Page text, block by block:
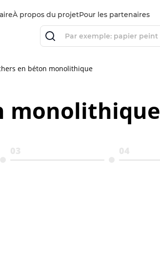
À propos du projetPour les partenaires
en béton monolithique
monolithique
03 04